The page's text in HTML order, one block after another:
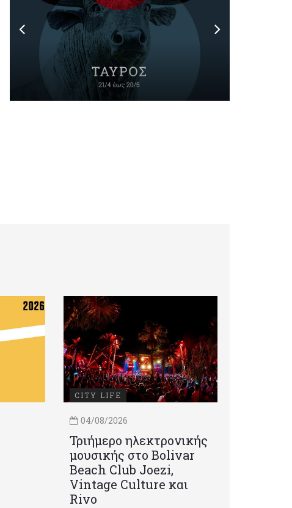
CITY LIFE
04/08/2026
Τριήμερο ηλεκτρονικής
μουσικής στο Bolivar
Beach Club Joezi,
Vintage Culture και
Rivo